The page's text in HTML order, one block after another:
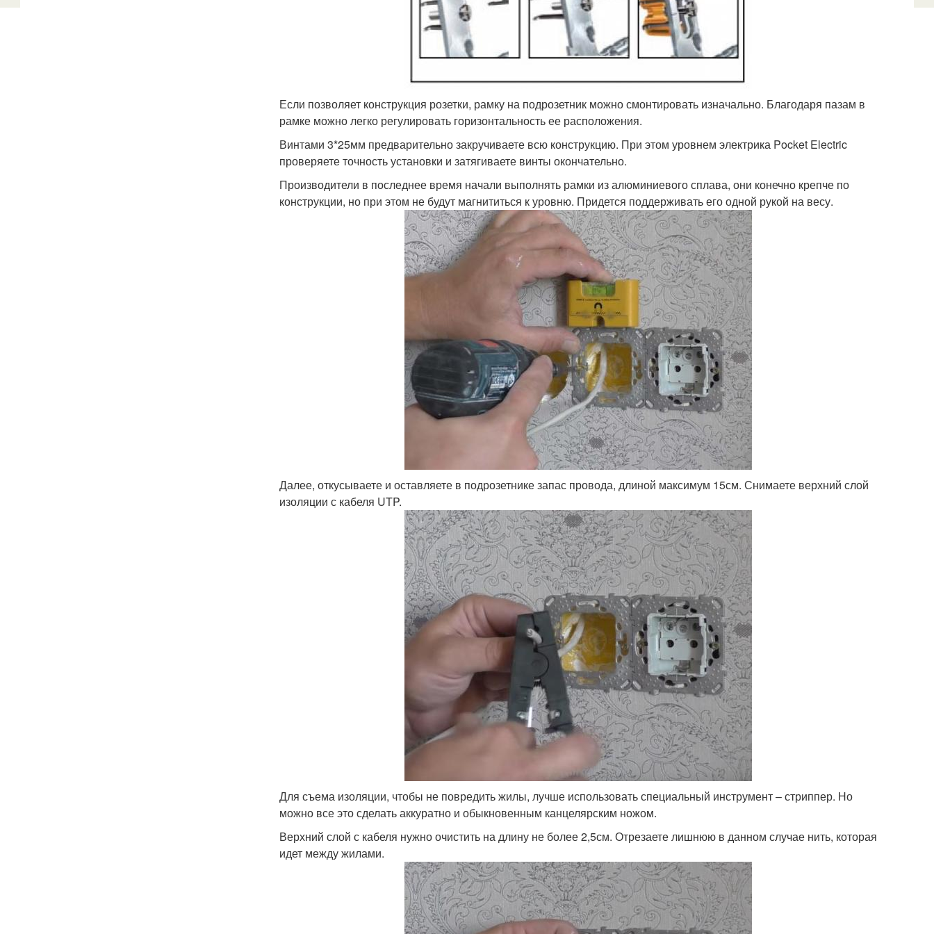
Если позволяет конструкция розетки, рамку на подрозетник можно смонтировать изначально. Благодаря пазам в
рамке можно легко регулировать горизонтальность ее расположения.
Винтами 3*25мм предварительно закручиваете всю конструкцию. При этом уровнем электрика Pocket Electric
проверяете точность установки и затягиваете винты окончательно.
Производители в последнее время начали выполнять рамки из алюминиевого сплава, они конечно крепче по
конструкции, но при этом не будут магнититься к уровню. Придется поддерживать его одной рукой на весу.
Далее, откусываете и оставляете в подрозетнике запас провода, длиной максимум 15см. Снимаете верхний слой
изоляции с кабеля UTP.
Для съема изоляции, чтобы не повредить жилы, лучше использовать специальный инструмент – стриппер. Но
можно все это сделать аккуратно и обыкновенным канцелярским ножом.
Верхний слой с кабеля нужно очистить на длину не более 2,5см. Отрезаете лишнюю в данном случае нить, которая
идет между жилами.